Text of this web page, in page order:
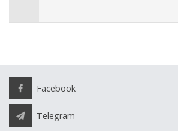
Facebook
Telegram